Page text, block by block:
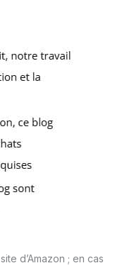
d’Amazon ; en cas